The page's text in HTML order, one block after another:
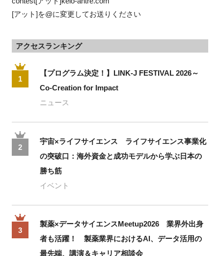
[アット]を@に変更してお送りください
アクセスランキング
1
【プログラム決定！】LINK-J FESTIVAL 2026～
Co-Creation for Impact
ニュース
2
宇宙×ライフサイエンス ライフサイエンス事業化
の突破口：海外資金と成功モデルから学ぶ日本の
勝ち筋
イベント
3
製薬×データサイエンスMeetup2026 業界外出身
者も活躍！ 製薬業界におけるAI、データ活用の
最先端、講演＆キャリア相談会